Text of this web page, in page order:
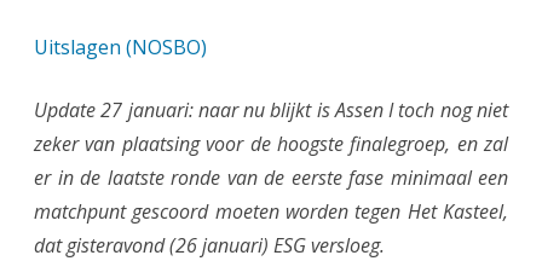
)
Uitslagen (NOSBO)
Update 27 januari: naar nu blijkt is Assen I toch nog niet
zeker van plaatsing voor de hoogste finalegroep, en zal
er in de laatste ronde van de eerste fase minimaal een
matchpunt gescoord moeten worden tegen Het Kasteel,
dat gisteravond (26 januari) ESG versloeg.